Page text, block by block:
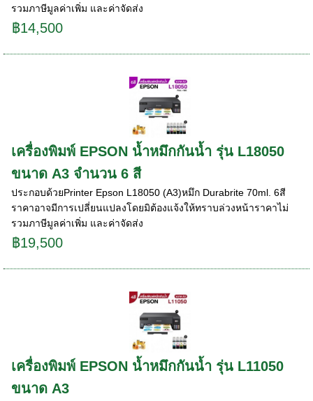
รวมภาษีมูลค่าเพิ่ม และค่าจัดส่ง
฿14,500
เครื่องพิมพ์ EPSON น้ำหมึกกันน้ำ รุ่น L18050
ขนาด A3 จำนวน 6 สี
ประกอบด้วยPrinter Epson L18050 (A3)หมึก Durabrite 70ml. 6สี
ราคาอาจมีการเปลี่ยนแปลงโดยมิต้องแจ้งให้ทราบล่วงหน้าราคาไม่
รวมภาษีมูลค่าเพิ่ม และค่าจัดส่ง
฿19,500
เครื่องพิมพ์ EPSON น้ำหมึกกันน้ำ รุ่น L11050
ขนาด A3